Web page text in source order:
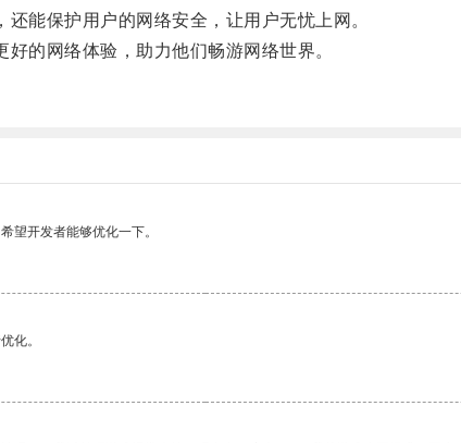
能保护用户的网络安全，让用户无忧上网。
的网络体验，助力他们畅游网络世界。
望开发者能够优化一下。
化。